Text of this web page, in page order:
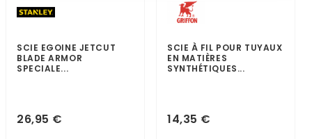
SCIE EGOINE JETCUT
BLADE ARMOR
SPECIALE...
26,95 €
SCIE À FIL POUR TUYAUX
EN MATIÈRES
SYNTHÉTIQUES...
14,35 €